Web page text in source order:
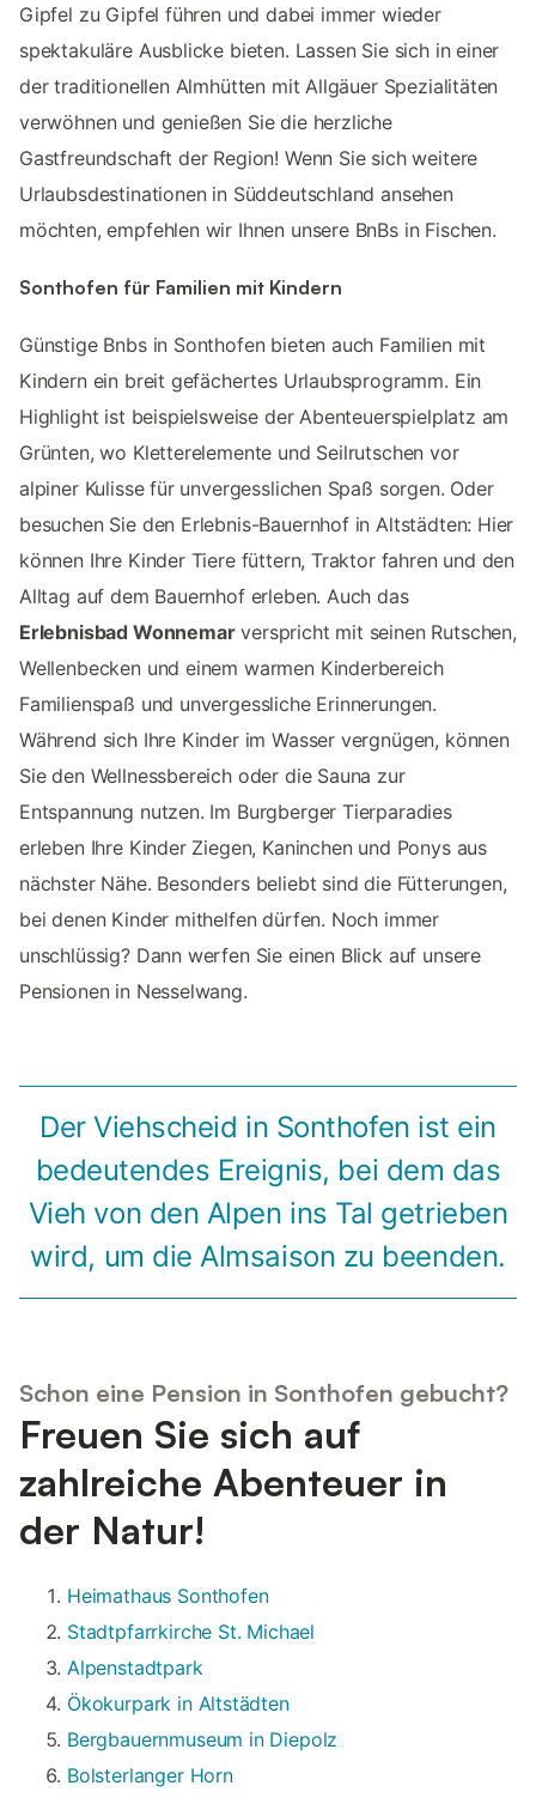
Gipfel zu Gipfel führen und dabei immer wieder
spektakuläre Ausblicke bieten. Lassen Sie sich in einer
der traditionellen Almhütten mit Allgäuer Spezialitäten
verwöhnen und genießen Sie die herzliche
Gastfreundschaft der Region! Wenn Sie sich weitere
Urlaubsdestinationen in Süddeutschland ansehen
möchten, empfehlen wir Ihnen unsere BnBs in Fischen.
Sonthofen für Familien mit Kindern
Günstige Bnbs in Sonthofen bieten auch Familien mit
Kindern ein breit gefächertes Urlaubsprogramm. Ein
Highlight ist beispielsweise der Abenteuerspielplatz am
Grünten, wo Kletterelemente und Seilrutschen vor
alpiner Kulisse für unvergesslichen Spaß sorgen. Oder
besuchen Sie den Erlebnis-Bauernhof in Altstädten: Hier
können Ihre Kinder Tiere füttern, Traktor fahren und den
Alltag auf dem Bauernhof erleben. Auch das
Erlebnisbad Wonnemarverspricht mit seinen Rutschen,
Wellenbecken und einem warmen Kinderbereich
Familienspaß und unvergessliche Erinnerungen.
Während sich Ihre Kinder im Wasser vergnügen, können
Sie den Wellnessbereich oder die Sauna zur
Entspannung nutzen. Im Burgberger Tierparadies
erleben Ihre Kinder Ziegen, Kaninchen und Ponys aus
nächster Nähe. Besonders beliebt sind die Fütterungen,
bei denen Kinder mithelfen dürfen. Noch immer
unschlüssig? Dann werfen Sie einen Blick auf unsere
Pensionen in Nesselwang.
Der Viehscheid in Sonthofen ist ein
bedeutendes Ereignis, bei dem das
Vieh von den Alpen ins Tal getrieben
wird, um die Almsaison zu beenden.
Schon eine Pension in Sonthofen gebucht?
Freuen Sie sich auf
zahlreiche Abenteuer in
der Natur!
Heimathaus Sonthofen
Stadtpfarrkirche St. Michael
Alpenstadtpark
Ökokurpark in Altstädten
Bergbauernmuseum in Diepolz
Bolsterlanger Horn